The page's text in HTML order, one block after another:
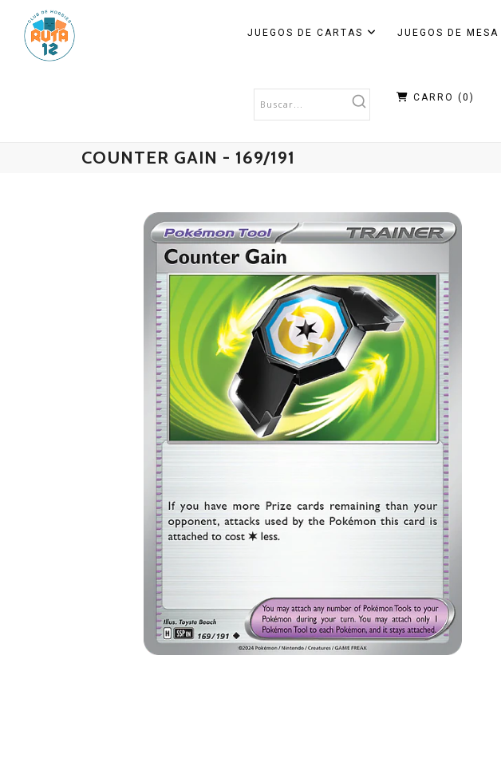
JUEGOS DE CARTAS JUEGOS DE MESA
CARRO (0 )
COUNTER GAIN - 169/191